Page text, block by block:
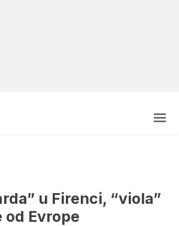
u Firenci, “viola”
od Evrope